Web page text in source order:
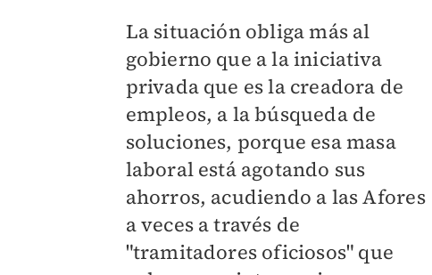
La situación obliga más al
gobierno que a la iniciativa
privada que es la creadora de
empleos, a la búsqueda de
soluciones, porque esa masa
laboral está agotando sus
ahorros, acudiendo a las Afores
a veces a través de
"tramitadores oficiosos" que